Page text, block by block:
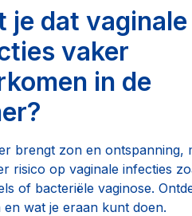
je dat vaginale
vaker
in de
brengt zon en ontspanning,
risico op vaginale infecties
of bacteriële vaginose.
en wat je eraan kunt doen.